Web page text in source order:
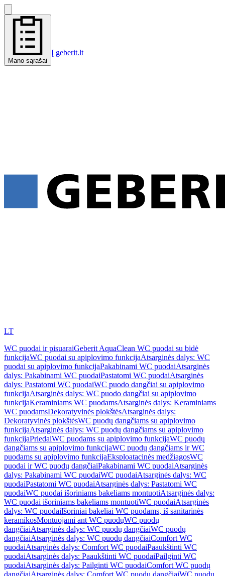
Mano sąrašai
Į geberit.lt
LT
WC puodai ir pisuaraiGeberit AquaClean WC puodai su bidė
funkcijaWC puodai su apiplovimo funkcijaAtsarginės dalys: WC
puodai su apiplovimo funkcijaPakabinami WC puodaiAtsarginės
dalys: Pakabinami WC puodaiPastatomi WC puodaiAtsarginės
dalys: Pastatomi WC puodaiWC puodo dangčiai su apiplovimo
funkcijaAtsarginės dalys: WC puodo dangčiai su apiplovimo
funkcijaKeraminiams WC puodamsAtsarginės dalys: Keraminiams
WC puodamsDekoratyvinės plokštėsAtsarginės dalys:
Dekoratyvinės plokštėsWC puodų dangčiams su apiplovimo
funkcijaAtsarginės dalys: WC puodų dangčiams su apiplovimo
funkcijaPriedaiWC puodams su apiplovimo funkcijaWC puodų
dangčiams su apiplovimo funkcijaWC puodų dangčiams ir WC
puodams su apiplovimo funkcijaEksploatacinės medžiagosWC
puodai ir WC puodų dangčiaiPakabinami WC puodaiAtsarginės
dalys: Pakabinami WC puodaiWC puodaiAtsarginės dalys: WC
puodaiPastatomi WC puodaiAtsarginės dalys: Pastatomi WC
puodaiWC puodai išoriniams bakeliams montuotiAtsarginės dalys:
WC puodai išoriniams bakeliams montuotiWC puodaiAtsarginės
dalys: WC puodaiIšoriniai bakeliai WC puodams, iš sanitarinės
keramikosMontuojami ant WC puodųWC puodų
dangčiaiAtsarginės dalys: WC puodų dangčiaiWC puodų
dangčiaiAtsarginės dalys: WC puodų dangčiaiComfort WC
puodaiAtsarginės dalys: Comfort WC puodaiPaaukštinti WC
puodaiAtsarginės dalys: Paaukštinti WC puodaiPailginti WC
puodaiAtsarginės dalys: Pailginti WC puodaiComfort WC puodų
dangčiaiAtsarginės dalys: Comfort WC puodų dangčiaiWC puodų